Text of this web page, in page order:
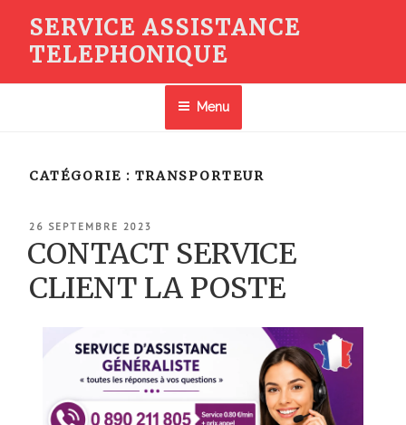
contenu
SERVICE ASSISTANCE
TELEPHONIQUE
Menu
CATÉGORIE : TRANSPORTEUR
PUBLIÉ
LE
26 SEPTEMBRE 2023
CONTACT SERVICE
CLIENT LA POSTE